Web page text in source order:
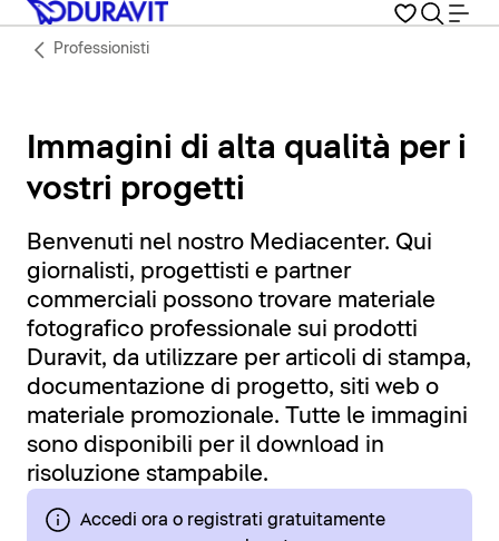
Professionisti
Immagini di alta qualità per i
vostri progetti
Benvenuti nel nostro Mediacenter. Qui
giornalisti, progettisti e partner
commerciali possono trovare materiale
fotografico professionale sui prodotti
Duravit, da utilizzare per articoli di stampa,
documentazione di progetto, siti web o
materiale promozionale. Tutte le immagini
sono disponibili per il download in
risoluzione stampabile.
Accedi ora o registrati gratuitamente